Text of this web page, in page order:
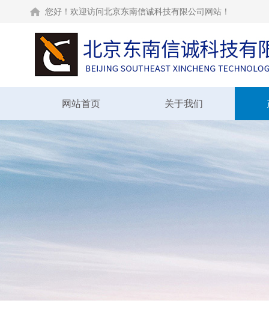
您好！欢迎访问北京东南信诚科技有限公司网站！
网站首页 关于我们